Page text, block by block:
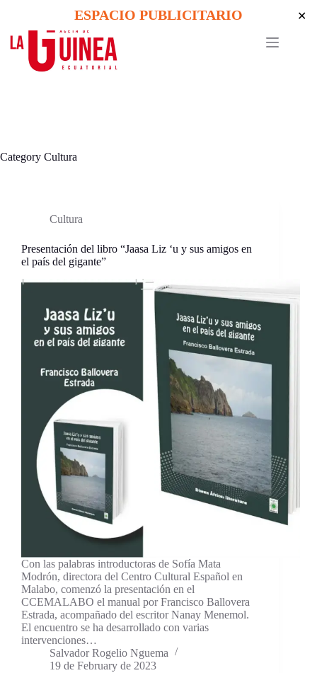
content
ESPACIO PUBLICITARIO ✕
Category Cultura
Cultura
Presentación del libro “Jaasa Liz ‘u y sus amigos en
el país del gigante”
Con las palabras introductoras de Sofía Mata
Modrón, directora del Centro Cultural Español en
Malabo, comenzó la presentación en el
CCEMALABO el manual por Francisco Ballovera
Estrada, acompañado del escritor Nanay Menemol.
El encuentro se ha desarrollado con varias
intervenciones…
Salvador Rogelio Nguema
19 de February de 2023